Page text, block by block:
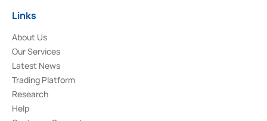
Links
About Us
Our Services
Latest News
Trading Platform
Research
Help